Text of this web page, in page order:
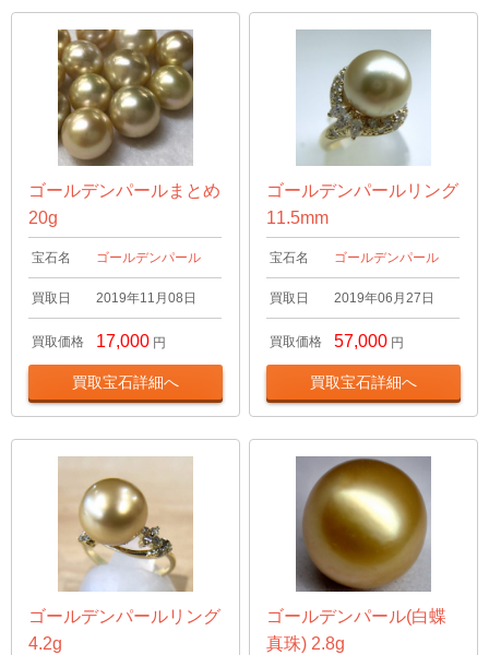
ゴールデンパールまとめ
20g
宝石名 ゴールデンパール
買取日 2019年11月08日
買取価格 17,000 円
買取宝石詳細へ
ゴールデンパールリング
11.5mm
宝石名 ゴールデンパール
買取日 2019年06月27日
買取価格 57,000 円
買取宝石詳細へ
ゴールデンパールリング
4.2g
ゴールデンパール(白蝶
真珠) 2.8g